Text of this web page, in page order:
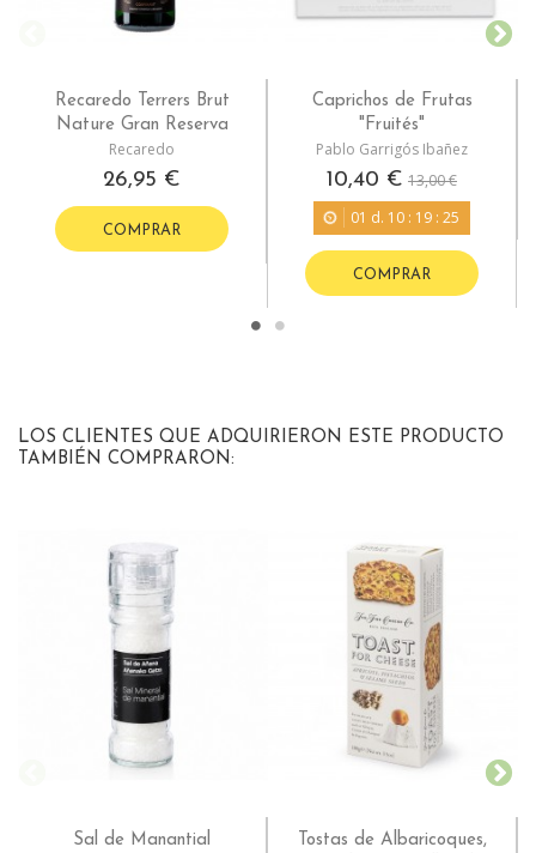
Recaredo Terrers Brut
Nature Gran Reserva
Recaredo
26,95 €
COMPRAR
Caprichos de Frutas
"Fruités"
Pablo Garrigós Ibañez
10,40 € 13,00 €
01 d. 10: 19: 24
COMPRAR
LOS CLIENTES QUE ADQUIRIERON ESTE PRODUCTO
TAMBIÉN COMPRARON:
Sal de Manantial
Tostas de Albaricoques,